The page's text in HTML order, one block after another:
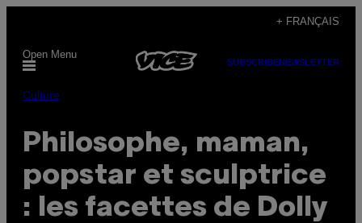
content
+ FRANÇAIS
Open Menu
SUBSCRIBENEWSLETTER
Culture
Philosophe, maman,
popstar et sculptrice
: les facettes de Dolly